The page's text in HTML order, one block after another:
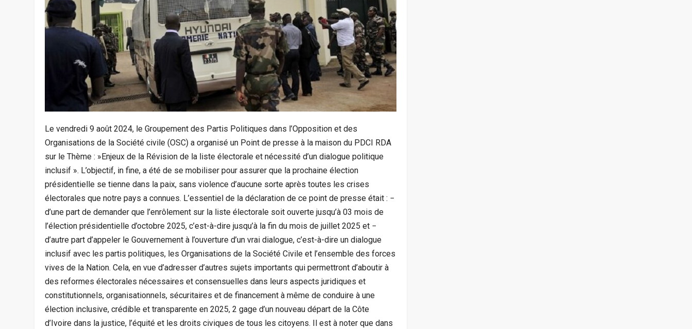
Le vendredi 9 août 2024, le Groupement des Partis Politiques dans l’Opposition et des
Organisations de la Société civile (OSC) a organisé un Point de presse à la maison du PDCI RDA
sur le Thème : »Enjeux de la Révision de la liste électorale et nécessité d’un dialogue politique
inclusif ». L’objectif, in fine, a été de se mobiliser pour assurer que la prochaine élection
présidentielle se tienne dans la paix, sans violence d’aucune sorte après toutes les crises
électorales que notre pays a connues. L’essentiel de la déclaration de ce point de presse était : −
d’une part de demander que l’enrôlement sur la liste électorale soit ouverte jusqu’à 03 mois de
l’élection présidentielle d’octobre 2025, c’est-à-dire jusqu’à la fin du mois de juillet 2025 et −
d’autre part d’appeler le Gouvernement à l’ouverture d’un vrai dialogue, c’est-à-dire un dialogue
inclusif avec les partis politiques, les Organisations de la Société Civile et l’ensemble des forces
vives de la Nation. Cela, en vue d’adresser d’autres sujets importants qui permettront d’aboutir à
des reformes électorales nécessaires et consensuelles dans leurs aspects juridiques et
constitutionnels, organisationnels, sécuritaires et de financement à même de conduire à une
élection inclusive, crédible et transparente en 2025, 2 gage d’un nouveau départ de la Côte
d’Ivoire dans la justice, l’équité et les droits civiques de tous les citoyens. Il est à noter que dans